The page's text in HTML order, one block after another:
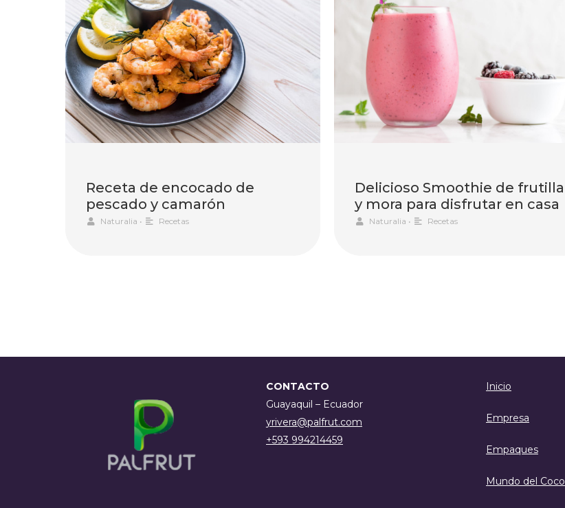
Receta de encocado de
pescado y camarón
Naturalia • Recetas
Delicioso Smoothie de frutilla
y mora para disfrutar en casa
Naturalia • Recetas
CONTACTO
Guayaquil – Ecuador
yrivera@palfrut.com
+593 994214459
Inicio
Empresa
Empaques
Mundo del Coco